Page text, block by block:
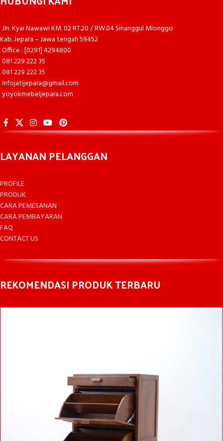
Jln. Kyai Nawawi KM. 02 RT.20 / RW.04 Sinanggul Mlonggo
Kab. Jepara – Jawa tengah 59452
Office : [0291] 4294800
081 229 222 35
081 229 222 35
infojatijepara@gmail.com
yoyokmebeljepara.com
LAYANAN PELANGGAN
PROFILE
PRODUK
CARA PEMESANAN
CARA PEMBAYARAN
FAQ
CONTACT US
REKOMENDASI PRODUK TERBARU